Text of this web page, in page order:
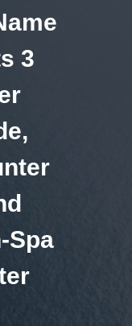
3
Spa